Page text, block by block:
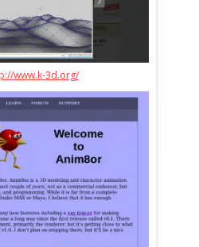
www.k-3d.org/